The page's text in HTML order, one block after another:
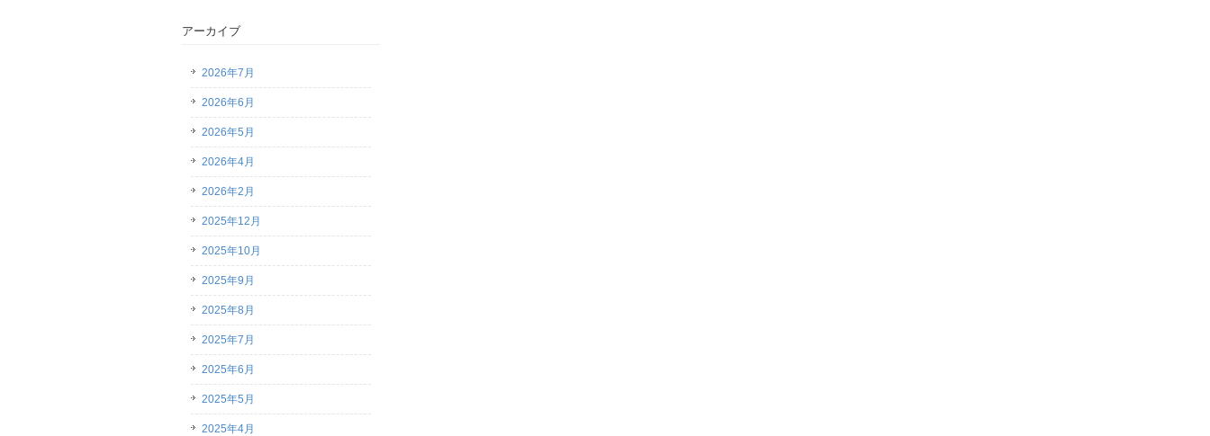
アーカイブ
2026年7月
2026年6月
2026年5月
2026年4月
2026年2月
2025年12月
2025年10月
2025年9月
2025年8月
2025年7月
2025年6月
2025年5月
2025年4月